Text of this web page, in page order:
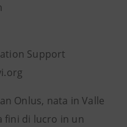
Support
Onlus, nata in Valle
fini di lucro in un